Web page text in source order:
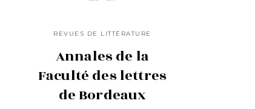
REVUES DE LITTÉRATURE
Annales de la
Faculté des lettres
de Bordeaux